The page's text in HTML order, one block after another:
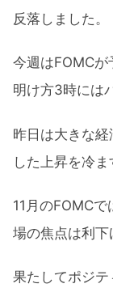
反落しました。
今週はFOMCが
明け方3時には
昨日は大きな
した上昇を冷ま
11月のFOMC
場の焦点は利下
果たしてポジ